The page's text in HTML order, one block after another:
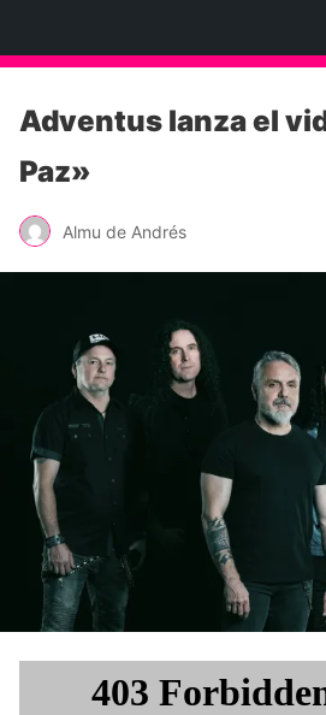
Adventus lanza el
Paz»
Almu de Andrés